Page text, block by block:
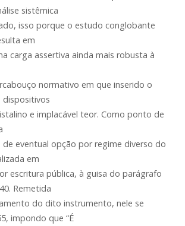
sistêmica
isso porque o estudo conglobante
em
carga assertiva ainda mais robusta à
normativo em que inserido o
dispositivos
e implacável teor. Como ponto de
eventual opção por regime diverso do
em
escritura pública, à guisa do parágrafo
Remetida
do dito instrumento, nele se
impondo que “É